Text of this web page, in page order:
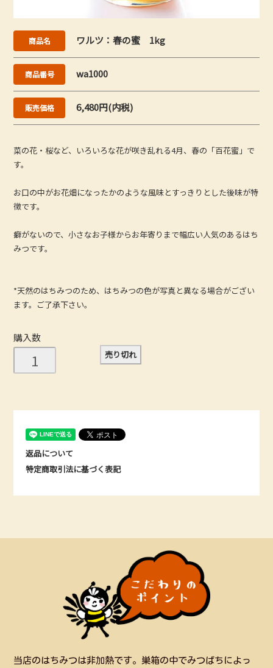
商品名 ワルツ：春の蜜 1kg
商品番号 wa1000
販売価格 6,480円(内税)
菜の花・桜など、いろいろな花が咲き乱れる4月、春の「百花蜜」で
す。
お口の中がお花畑になったかのような風味とすっきりとした後味が特
徴です。
癖がないので、小さなお子様からお年寄りまで幅広い人気のあるはち
みつです。
*天然のはちみつのため、はちみつの色が写真と異なる場合がござい
ます。ご了承下さい。
購入数
返品について
特定商取引法に基づく表記
当店のはちみつは非加熱です。巣箱の中でみつばちによっ